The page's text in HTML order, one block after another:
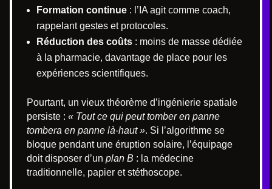
Formation continue : l’IA agit comme coach,
rappelant gestes et protocoles.
Réduction des coûts : moins de masse dédiée
à la pharmacie, davantage de place pour les
expériences scientifiques.
Pourtant, un vieux théorème d’ingénierie spatiale
persiste : « Tout ce qui peut tomber en panne
tombera en panne là-haut ». Si l’algorithme se
bloque pendant une éruption solaire, l’équipage
doit disposer d’un plan B : la médecine
traditionnelle, papier et stéthoscope.